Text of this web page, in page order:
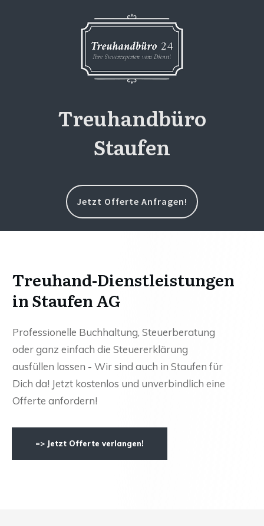
Treuhandbüro
Staufen
Jetzt Offerte Anfragen!
Treuhand-Dienstleistungen
in Staufen AG
Professionelle Buchhaltung, Steuerberatung
oder ganz einfach die Steuererklärung
ausfüllen lassen - Wir sind auch in Staufen für
Dich da! Jetzt kostenlos und unverbindlich eine
Offerte anfordern!
=> Jetzt Offerte verlangen!